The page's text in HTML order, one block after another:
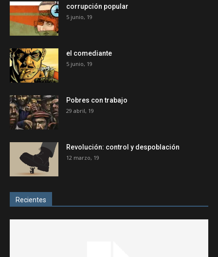
corrupción popular
5 junio, 19
el comediante
5 junio, 19
Pobres con trabajo
29 abril, 19
Revolución: control y despoblación
12 marzo, 19
Recientes